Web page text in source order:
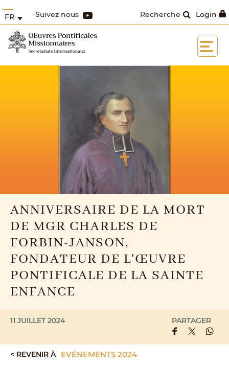
Login
Recherche
Suivez nous
FR
ANNIVERSAIRE DE LA MORT
DE MGR CHARLES DE
FORBIN-JANSON,
FONDATEUR DE L'ŒUVRE
PONTIFICALE DE LA SAINTE
ENFANCE
11 JUILLET 2024 PARTAGER
< REVENIR À EVÉNEMENTS 2024